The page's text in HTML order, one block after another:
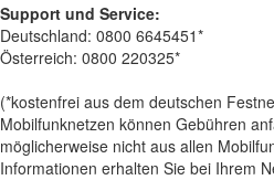
Support und Service:
Deutschland: 0800 6645451*
Österreich: 0800 220325*
(*kostenfrei aus dem deutschen
Mobilfunknetzen können Gebühren
möglicherweise nicht aus allen
Informationen erhalten Sie bei Ihrem